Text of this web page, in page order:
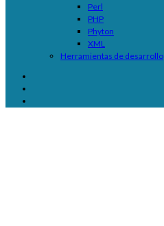
Perl
PHP
Phyton
XML
Herramientas de desarrollo